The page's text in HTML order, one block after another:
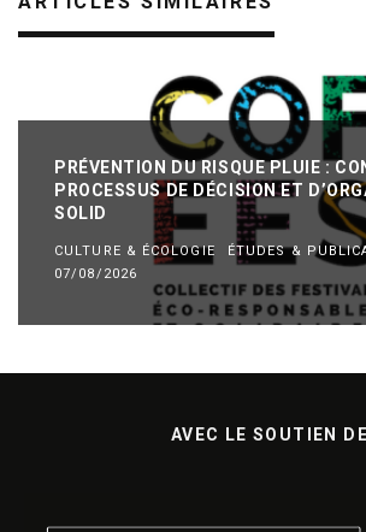
PRÉVENTION DU RISQUE PLUIE :
PROCESSUS DE DÉCISION ET
SOLID
CULTURE & ÉCOLOGIE ÉTUDES &
07/08/2026
AVEC LE SOUTIEN DE